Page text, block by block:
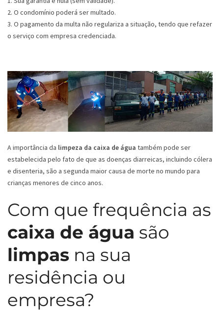
2. O condomínio poderá ser multado.
3. O pagamento da multa não regulariza a situação, tendo que refazer
o serviço com empresa credenciada.
A importância da limpeza da caixa de água também pode ser
estabelecida pelo fato de que as doenças diarreicas, incluindo cólera
e disenteria, são a segunda maior causa de morte no mundo para
crianças menores de cinco anos.
Com que frequência as
caixa de água são
limpas na sua
residência ou
empresa?